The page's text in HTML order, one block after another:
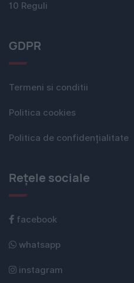
10 Reguli
GDPR
Termeni si conditii
Politica cookies
Politica de confidențialitate
Rețele sociale
facebook
whatsapp
instagram